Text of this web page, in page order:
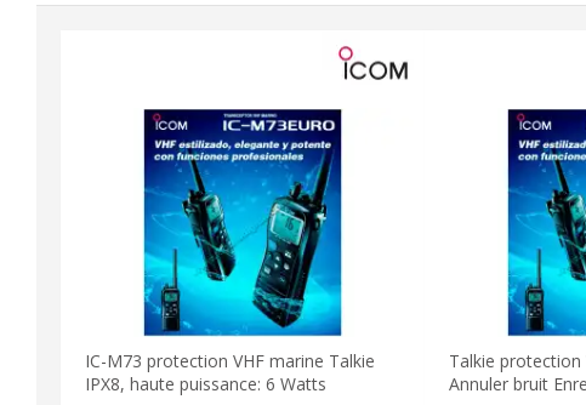
IC-M73 protection VHF marine Talkie
IPX8, haute puissance: 6 Watts
Talkie protection
Annuler bruit